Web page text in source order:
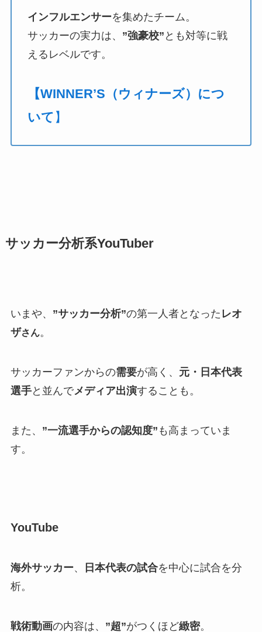
インフルエンサーを集めたチーム。
サッカーの実力は、 ”強豪校” とも対等に戦
えるレベルです。
【WINNER’S（ウィナーズ）につ
いて 】
サッカー分析系YouTuber
いまや、 ”サッカー分析”の第一人者となった レオ
ザさん。
サッカーファンからの需要が高く、 元・日本代表
選手と並んでメディア出演することも。
また、 ”一流選手からの認知度” も高まっていま
す。
YouTube
海外サッカー、 日本代表の試合を中心に試合を分
析。
戦術動画の内容は、 ”超”がつくほど緻密。